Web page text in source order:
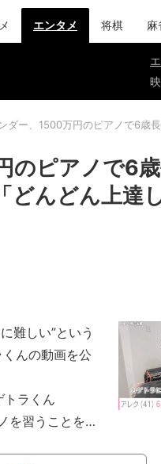
エンタメ 将棋 麻
ダー、1500万円のピアノで6歳
のピアノで6
どんどん上達
難しい”という
んの動画を公
トラくん
を習うことを報